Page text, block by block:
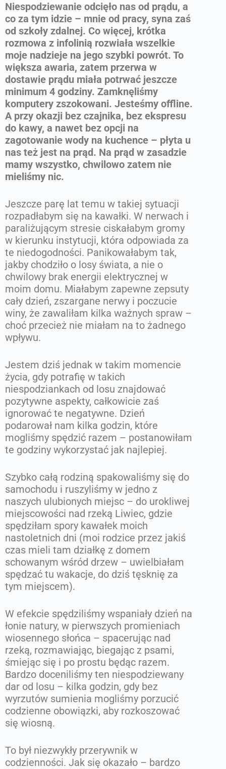
Niespodziewanie odcięło nas od prądu, a
co za tym idzie – mnie od pracy, syna zaś
od szkoły zdalnej. Co więcej, krótka
rozmowa z infolinią rozwiała wszelkie
moje nadzieje na jego szybki powrót. To
większa awaria, zatem przerwa w
dostawie prądu miała potrwać jeszcze
minimum 4 godziny. Zamknęliśmy
komputery zszokowani. Jesteśmy offline.
A przy okazji bez czajnika, bez ekspresu
do kawy, a nawet bez opcji na
zagotowanie wody na kuchence – płyta u
nas też jest na prąd. Na prąd w zasadzie
mamy wszystko, chwilowo zatem nie
mieliśmy nic.
Jeszcze parę lat temu w takiej sytuacji
rozpadłabym się na kawałki. W nerwach i
paraliżującym stresie ciskałabym gromy
w kierunku instytucji, która odpowiada za
te niedogodności. Panikowałabym tak,
jakby chodziło o losy świata, a nie o
chwilowy brak energii elektrycznej w
moim domu. Miałabym zapewne zepsuty
cały dzień, zszargane nerwy i poczucie
winy, że zawaliłam kilka ważnych spraw –
choć przecież nie miałam na to żadnego
wpływu.
Jestem dziś jednak w takim momencie
życia, gdy potrafię w takich
niespodziankach od losu znajdować
pozytywne aspekty, całkowicie zaś
ignorować te negatywne. Dzień
podarował nam kilka godzin, które
mogliśmy spędzić razem – postanowiłam
te godziny wykorzystać jak najlepiej.
Szybko całą rodziną spakowaliśmy się do
samochodu i ruszyliśmy w jedno z
naszych ulubionych miejsc – do urokliwej
miejscowości nad rzeką Liwiec, gdzie
spędziłam spory kawałek moich
nastoletnich dni (moi rodzice przez jakiś
czas mieli tam działkę z domem
schowanym wśród drzew – uwielbiałam
spędzać tu wakacje, do dziś tęsknię za
tym miejscem).
W efekcie spędziliśmy wspaniały dzień na
łonie natury, w pierwszych promieniach
wiosennego słońca – spacerując nad
rzeką, rozmawiając, biegając z psami,
śmiejąc się i po prostu będąc razem.
Bardzo doceniliśmy ten niespodziewany
dar od losu – kilka godzin, gdy bez
wyrzutów sumienia mogliśmy porzucić
codzienne obowiązki, aby rozkoszować
się wiosną.
To był niezwykły przerywnik w
codzienności. Jak się okazało – bardzo